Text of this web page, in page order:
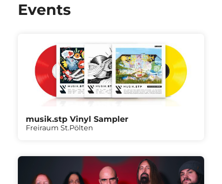
Events
musik.stp Vinyl Sampler
Freiraum St.Pölten